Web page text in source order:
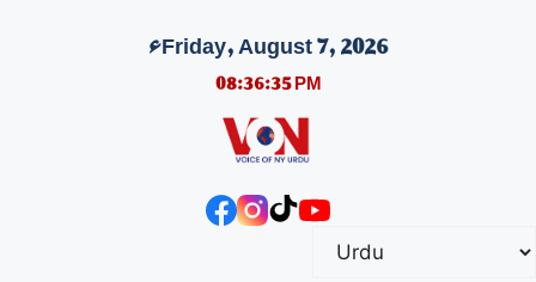
Friday, August 7, 2026ء
08:36:36 PM